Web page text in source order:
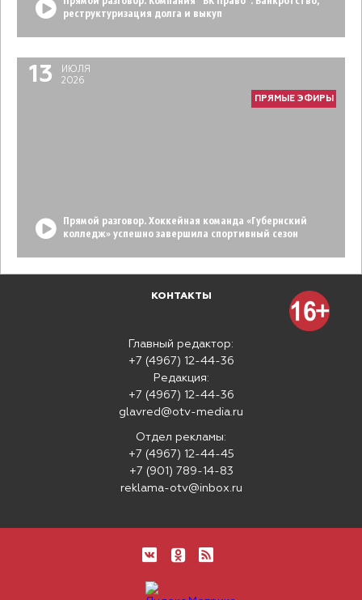
реструктуризация долга и выкуп
13
ИЮЛЯ
2026
ПРЯМЫЕ ЭФИРЫ
Прямой разговор. Хоккейная команда «Губернский
колледж» успешно завершила спортивный сезон
КОНТАКТЫ
Главный редактор:
+7 (4967) 12-44-36
Редакция:
+7 (4967) 12-44-36
glavred@otv-media.ru
Отдел рекламы:
+7 (4967) 12-44-45
+7 (901) 789-14-83
reklama-otv@inbox.ru